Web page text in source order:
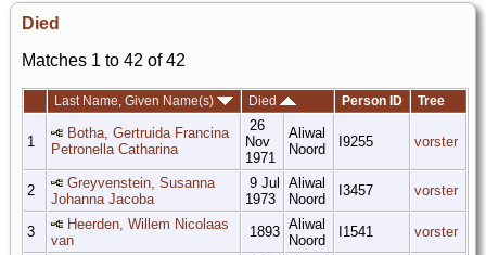
Died
Matches 1 to 42 of 42
Last Name, Given Name(s) Died Person ID Tree
1
Botha, Gertruida Francina
Petronella Catharina
26
Nov
1971
Aliwal
Noord
I9255 vorster
2
Greyvenstein, Susanna
Johanna Jacoba
9 Jul
1973
Aliwal
Noord
I3457 vorster
3
Heerden, Willem Nicolaas
van
1893 Aliwal
Noord
I1541 vorster